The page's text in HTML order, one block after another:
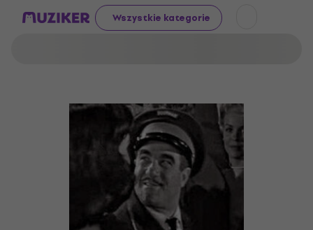
Wszystkie kategorie